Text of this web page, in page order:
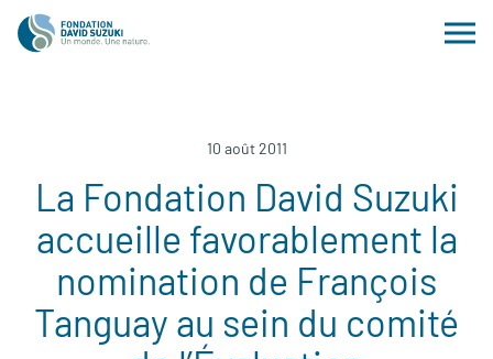
10 août 2011
La Fondation David Suzuki
accueille favorablement la
nomination de François
Tanguay au sein du comité